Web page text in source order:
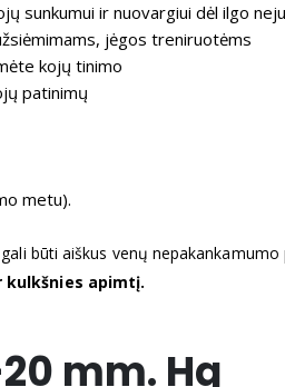
sunkumui ir nuovargiui dėl ilgo
jėgos treniruotėms
kojų tinimo
patinimų
metu).
būti aiškus venų nepakankamumo
kulkšnies apimtį.
mm. Hg